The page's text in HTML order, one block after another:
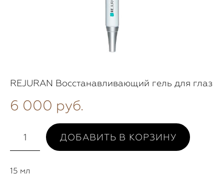
REJURAN Восстанавливающий гель для глаз
6 000 pуб.
ДОБАВИТЬ В КОРЗИНУ
15 мл